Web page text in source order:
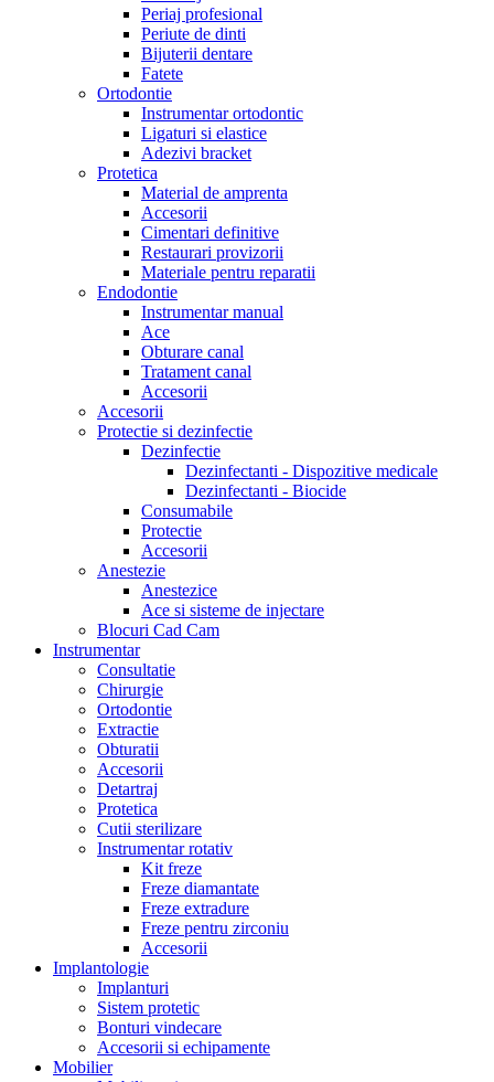
Periaj profesional
Periute de dinti
Bijuterii dentare
Fatete
Ortodontie
Instrumentar ortodontic
Ligaturi si elastice
Adezivi bracket
Protetica
Material de amprenta
Accesorii
Cimentari definitive
Restaurari provizorii
Materiale pentru reparatii
Endodontie
Instrumentar manual
Ace
Obturare canal
Tratament canal
Accesorii
Accesorii
Protectie si dezinfectie
Dezinfectie
Dezinfectanti - Dispozitive medicale
Dezinfectanti - Biocide
Consumabile
Protectie
Accesorii
Anestezie
Anestezice
Ace si sisteme de injectare
Blocuri Cad Cam
Instrumentar
Consultatie
Chirurgie
Ortodontie
Extractie
Obturatii
Accesorii
Detartraj
Protetica
Cutii sterilizare
Instrumentar rotativ
Kit freze
Freze diamantate
Freze extradure
Freze pentru zirconiu
Accesorii
Implantologie
Implanturi
Sistem protetic
Bonturi vindecare
Accesorii si echipamente
Mobilier